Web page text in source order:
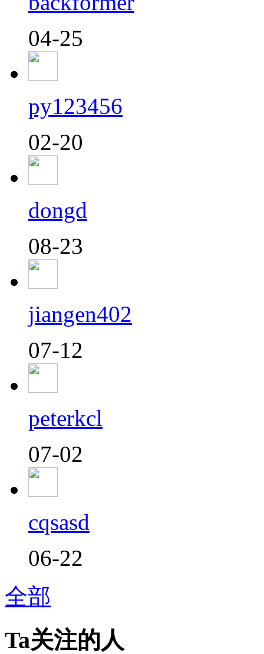
04-25
py123456
02-20
dongd
08-23
jiangen402
07-12
peterkcl
07-02
cqsasd
06-22
全部
Ta关注的人